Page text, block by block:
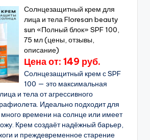
Солнцезащитный крем для
лица и тела Floresan beauty
sun «Полный блок» SPF 100,
75 мл (цены, отзывы,
описание)
Цена от: 149 руб.
Солнцезащитный крем с SPF
100 — это максимальная
и тела от агрессивного
Идеально подходит для
много времени на солнце или имеет
Крем создаёт надёжный барьер,
и преждевременное старение